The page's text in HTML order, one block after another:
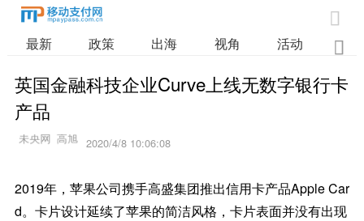

最新 政策 出海 视角 活动 业

英国金融科技企业Curve上线无数字银行卡
产品
2020/4/8 10:06:08
2019年，苹果公司携手高盛集团推出信用卡产品Apple Car
d。卡片设计延续了苹果的简洁风格，卡片表面并没有出现